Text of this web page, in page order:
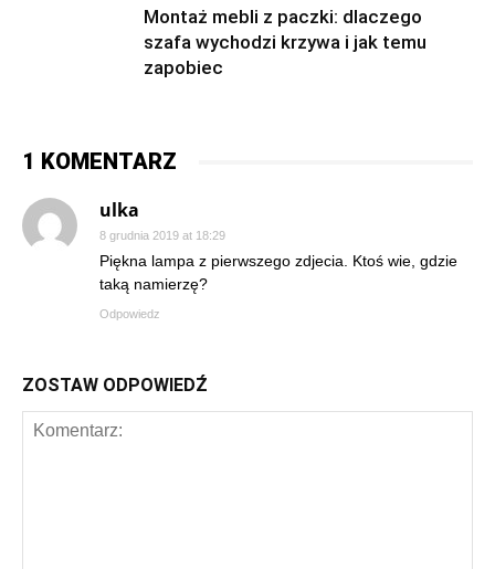
Montaż mebli z paczki: dlaczego
szafa wychodzi krzywa i jak temu
zapobiec
1 KOMENTARZ
ulka
8 grudnia 2019 at 18:29
Piękna lampa z pierwszego zdjecia. Ktoś wie, gdzie
taką namierzę?
Odpowiedz
ZOSTAW ODPOWIEDŹ